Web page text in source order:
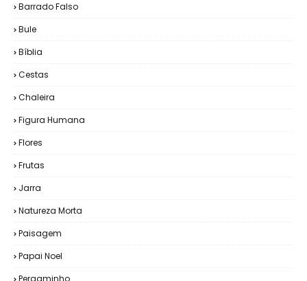
Barrado Falso
Bule
Bíblia
Cestas
Chaleira
Figura Humana
Flores
Frutas
Jarra
Natureza Morta
Paisagem
Papai Noel
Pergaminho